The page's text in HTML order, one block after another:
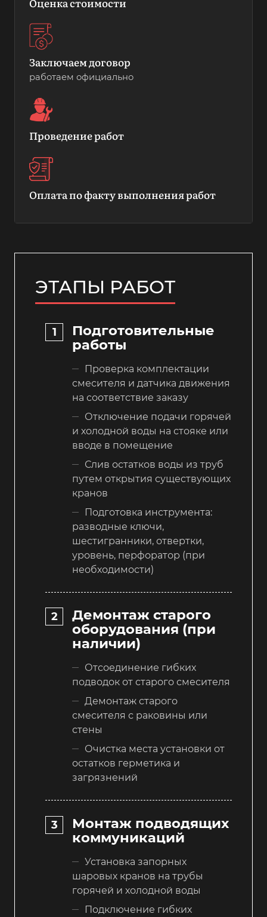
Заключаем договор
работаем официально
Проведение работ
Оплата по факту выполнения работ
ЭТАПЫ РАБОТ
Подготовительные
работы
Проверка комплектации
смесителя и датчика движения
на соответствие заказу
Отключение подачи горячей
и холодной воды на стояке или
вводе в помещение
Слив остатков воды из труб
путем открытия существующих
кранов
Подготовка инструмента:
разводные ключи,
шестигранники, отвертки,
уровень, перфоратор (при
необходимости)
Демонтаж старого
оборудования (при
наличии)
Отсоединение гибких
подводок от старого смесителя
Демонтаж старого
смесителя с раковины или
стены
Очистка места установки от
остатков герметика и
загрязнений
Монтаж подводящих
коммуникаций
Установка запорных
шаровых кранов на трубы
горячей и холодной воды
Подключение гибких